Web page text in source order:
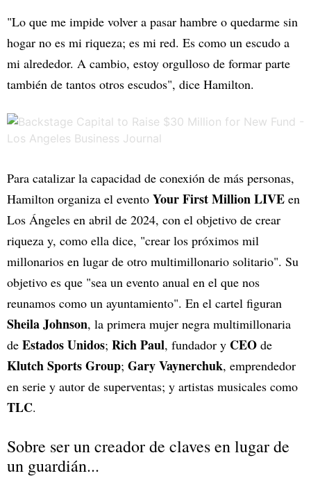
"Lo que me impide volver a pasar hambre o quedarme sin
hogar no es mi riqueza; es mi red. Es como un escudo a
mi alrededor. A cambio, estoy orgulloso de formar parte
también de tantos otros escudos", dice Hamilton.
Para catalizar la capacidad de conexión de más personas,
Hamilton organiza el evento Your First Million LIVE en
Los Ángeles en abril de 2024, con el objetivo de crear
riqueza y, como ella dice, "crear los próximos mil
millonarios en lugar de otro multimillonario solitario". Su
objetivo es que "sea un evento anual en el que nos
reunamos como un ayuntamiento". En el cartel figuran
Sheila Johnson, la primera mujer negra multimillonaria
de Estados Unidos; Rich Paul, fundador y CEO de
Klutch Sports Group; Gary Vaynerchuk, emprendedor
en serie y autor de superventas; y artistas musicales como
TLC.
Sobre ser un creador de claves en lugar de
un guardián...